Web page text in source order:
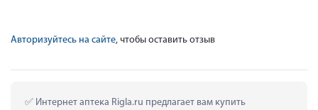
Авторизуйтесь на сайте, чтобы оставить отзыв
Интернет аптека Rigla.ru предлагает вам купить